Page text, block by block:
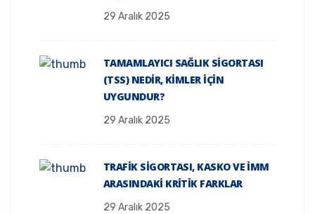
29 Aralık 2025
TAMAMLAYICI SAĞLIK SIGORTASI
(TSS) NEDIR, KIMLER İÇIN
UYGUNDUR?
29 Aralık 2025
TRAFIK SIGORTASI, KASKO VE İMM
ARASINDAKI KRITIK FARKLAR
29 Aralık 2025